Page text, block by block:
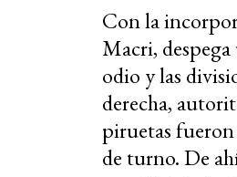
Con la
Macri,
odio y las
derecha,
piruetas
de turno. De